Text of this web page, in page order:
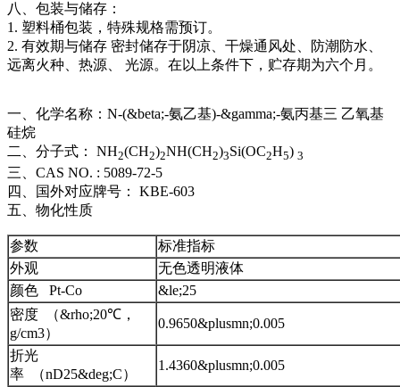
八、包装与储存：
1. 塑料桶包装，特殊规格需预订。
2. 有效期与储存 密封储存于阴凉、干燥通风处、防潮防水、
远离火种、热源、 光源。在以上条件下，贮存期为六个月。
一、化学名称：N-(&beta;-氨乙基)-&gamma;-氨丙基三 乙氧基
硅烷
二、分子式： NH2(CH2)2NH(CH2)3Si(OC2H5) 3
三、CAS NO. : 5089-72-5
四、国外对应牌号： KBE-603
五、物化性质
参数
标准指标
外观
无色透明液体
颜色 Pt-Co
&le;25
密度 （&rho;20℃，
g/cm3）
0.9650&plusmn;0.005
折光
率 （nD25&deg;C）
1.4360&plusmn;0.005